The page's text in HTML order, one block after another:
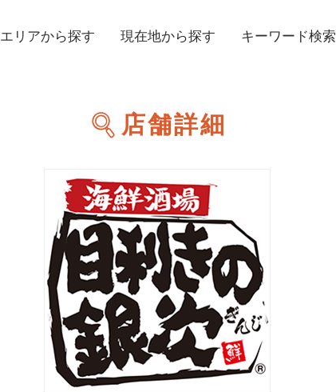
エリアから探す 現在地から探す キーワード検索
店舗詳細